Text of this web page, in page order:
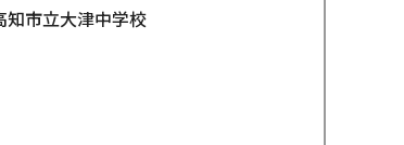
知市立大津中学校